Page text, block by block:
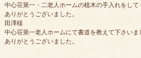
中心荘第一・二老人ホームの植木の手入れをして
ありがとうございました。
田澤様
中心荘第一老人ホームにて書道を教えて下さいま
ありがとうございました。